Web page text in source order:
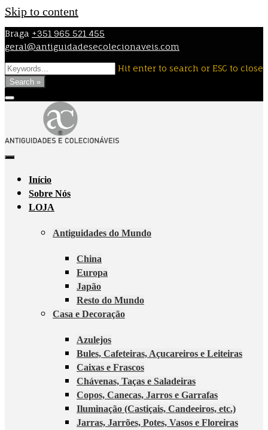
Skip to content
Braga +351 965 521 455
geral@antiguidadesecolecionaveis.com
Hit enter to search or ESC to close
Search »
Início
Sobre Nós
LOJA
Antiguidades do Mundo
China
Europa
Japão
Resto do Mundo
Casa e Decoração
Azulejos
Bules, Cafeteiras, Açucareiros e Leiteiras
Caixas e Frascos
Chávenas, Taças e Saladeiras
Copos, Canecas, Jarros e Garrafas
Iluminação (Castiçais, Candeeiros, etc.)
Jarras, Jarrões, Potes, Vasos e Floreiras